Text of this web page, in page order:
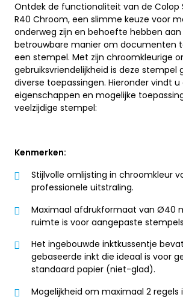
Ontdek de functionaliteit van de Colop
R40 Chroom, een slimme keuze voor
onderweg zijn en behoefte hebben aan
betrouwbare manier om documenten
een stempel. Met zijn chroomkleurige
gebruiksvriendelijkheid is deze stempel
diverse toepassingen. Hieronder vindt u
eigenschappen en mogelijke
veelzijdige stempel:
Kenmerken:
Stijlvolle omlijsting in chroomkleur
professionele uitstraling.
Maximaal afdrukformaat van Ø40
ruimte is voor aangepaste
Het ingebouwde inktkussentje
gebaseerde inkt die ideaal is voor
standaard papier (niet-glad).
Mogelijkheid om maximaal 2 regels